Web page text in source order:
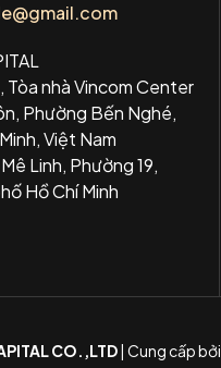
Tòa nhà Vincom Center
Phường Bến Nghé,
Việt Nam
Linh, Phường 19,
Hồ Chí Minh
CO.,LTD| Cung cấp bởi